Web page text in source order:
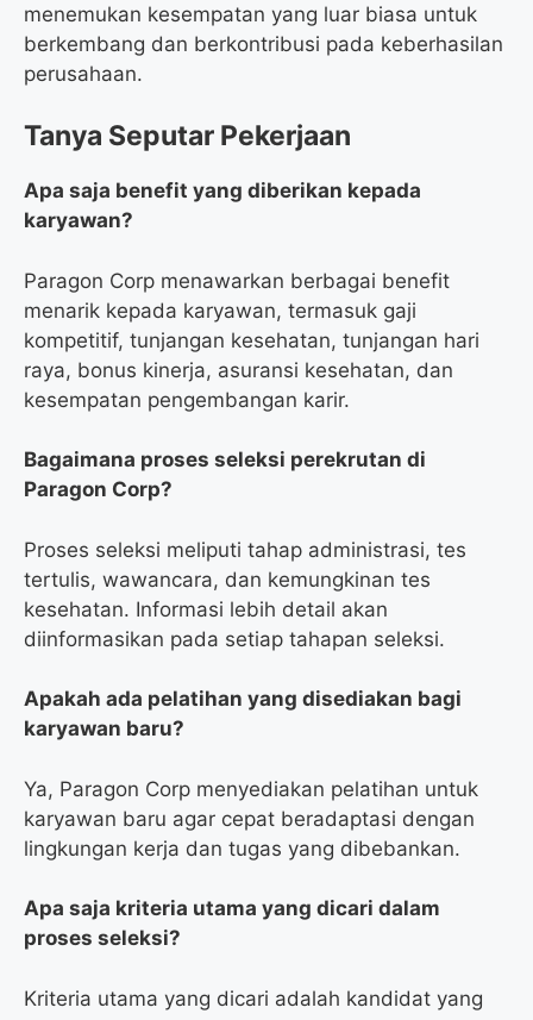
menemukan kesempatan yang luar biasa untuk
berkembang dan berkontribusi pada keberhasilan
perusahaan.
Tanya Seputar Pekerjaan
Apa saja benefit yang diberikan kepada
karyawan?
Paragon Corp menawarkan berbagai benefit
menarik kepada karyawan, termasuk gaji
kompetitif, tunjangan kesehatan, tunjangan hari
raya, bonus kinerja, asuransi kesehatan, dan
kesempatan pengembangan karir.
Bagaimana proses seleksi perekrutan di
Paragon Corp?
Proses seleksi meliputi tahap administrasi, tes
tertulis, wawancara, dan kemungkinan tes
kesehatan. Informasi lebih detail akan
diinformasikan pada setiap tahapan seleksi.
Apakah ada pelatihan yang disediakan bagi
karyawan baru?
Ya, Paragon Corp menyediakan pelatihan untuk
karyawan baru agar cepat beradaptasi dengan
lingkungan kerja dan tugas yang dibebankan.
Apa saja kriteria utama yang dicari dalam
proses seleksi?
Kriteria utama yang dicari adalah kandidat yang